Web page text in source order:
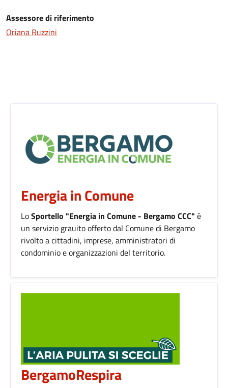
Assessore di riferimento
Oriana Ruzzini
Energia in Comune
LoSportello "Energia in Comune - Bergamo CCC" è
un servizio grauito offerto dal Comune di Bergamo
rivolto a cittadini, imprese, amministratori di
condominio e organizzazioni del territorio.
BergamoRespira